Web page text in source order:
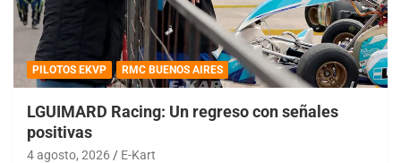
PILOTOS EKVP RMC BUENOS AIRES
LGUIMARD Racing: Un regreso con señales
positivas
4 agosto, 2026 E-Kart